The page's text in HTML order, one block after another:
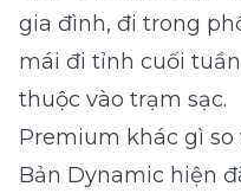
gia đình, đi trong
mái đi tỉnh cuối
thuộc vào trạm sạc.
Premium khác gì so
Bản Dynamic hiện